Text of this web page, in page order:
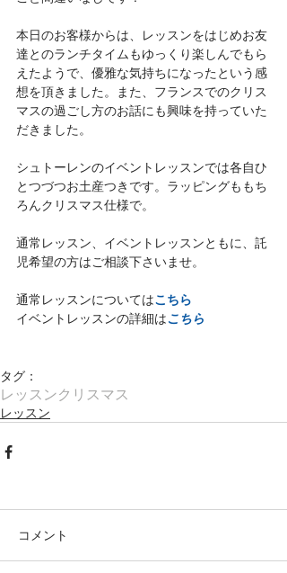
本日のお客様からは、レッスンをはじめお友
達とのランチタイムもゆっくり楽しんでもら
えたようで、優雅な気持ちになったという感
想を頂きました。また、フランスでのクリス
マスの過ごし方のお話にも興味を持っていた
だきました。
シュトーレンのイベントレッスンでは各自ひ
とつづつお土産つきです。ラッピングももち
ろんクリスマス仕様で。
通常レッスン、イベントレッスンともに、託
児希望の方はご相談下さいませ。
通常レッスンについてはこちら
イベントレッスンの詳細はこちら
タグ：
レッスンクリスマス
レッスン
コメント